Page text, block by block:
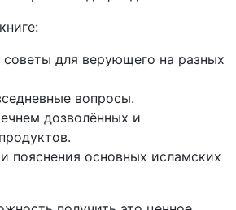
советы для верующего на разных
вопросы.
дозволённых и
пояснения основных исламских